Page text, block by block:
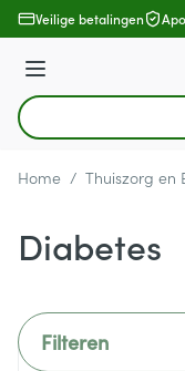
Ga naar de inhoud
Veilige betalingen
Menu
Product, merk,
Home / Thuiszorg en
Diabetes
Filteren